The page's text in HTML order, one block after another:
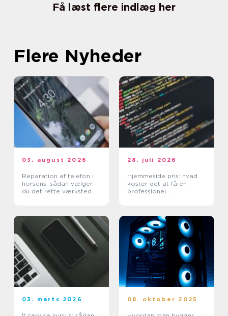
Få læst flere indlæg her
Flere Nyheder
03. august 2026
Reparation af telefon i
horsens: sådan vælger
du det rette værksted
28. juli 2026
Hjemmeside pris: hvad
koster det at få en
professionel
03. marts 2026 08. oktober 2025